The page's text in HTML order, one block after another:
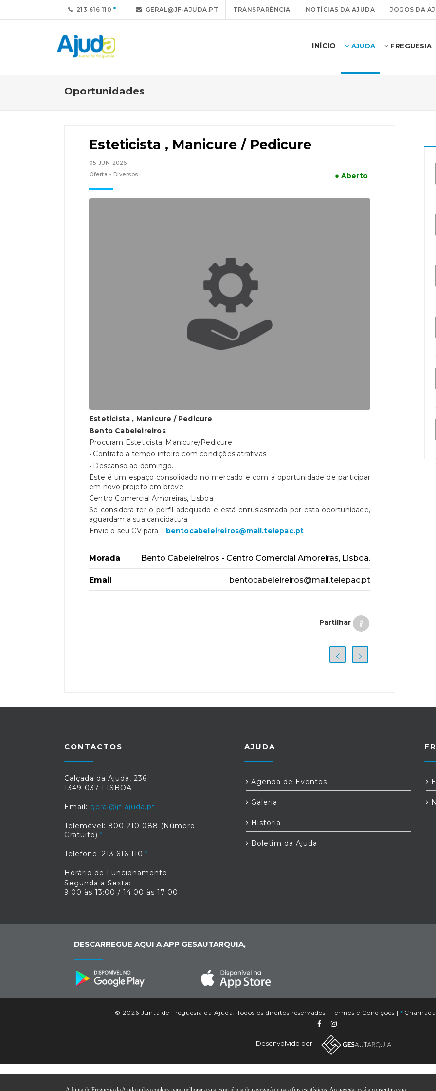
213 616 110 GERAL@JF-AJUDA.PT TRANSPARÊNCIA NOTÍCIAS DA AJUDA JOGOS DA
INÍCIO AJUDA FREGUESIA
Oportunidades
Esteticista , Manicure / Pedicure
05-JUN-2026
Oferta - Diversos
● Aberto
Esteticista , Manicure / Pedicure
Bento Cabeleireiros
Procuram Esteticista, Manicure/Pedicure
• Contrato a tempo inteiro com condições atrativas.
• Descanso ao domingo.
Este é um espaço consolidado no mercado e com a oportunidade de participar
em novo projeto em breve.
Centro Comercial Amoreiras, Lisboa.
Se considera ter o perfil adequado e está entusiasmada por esta oportunidade,
aguardam a sua candidatura.
Envie o seu CV para : bentocabeleireiros@mail.telepac.pt
Morada Bento Cabeleireiros - Centro Comercial Amoreiras, Lisboa.
Email bentocabeleireiros@mail.telepac.pt
Partilhar
CONTACTOS
Calçada da Ajuda, 236
1349-037 LISBOA
Email: geral@jf-ajuda.pt
Telemóvel: 800 210 088 (Número
Gratuito)
Telefone: 213 616 110
Horário de Funcionamento:
Segunda a Sexta:
9:00 às 13:00 / 14:00 às 17:00
AJUDA
Agenda de Eventos
Galeria
História
Boletim da Ajuda
DESCARREGUE AQUI A APP GESAUTARQUIA,
© 2026 Junta de Freguesia da Ajuda. Todos os direitos reservados | Termos e Condições | *
Desenvolvido por:
A Junta de Freguesia da Ajuda utiliza cookies para melhorar a sua experiência de navegação e para fins estatísticos. Ao navegar está a consentir a sua